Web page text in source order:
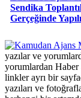
Sendika
Gerçeğinde
yazılar ve
yorumlardan
linkler ayrı bir
yazıları ve